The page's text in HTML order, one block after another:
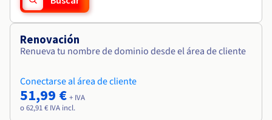
Renovación
Renueva tu nombre de dominio desde el área de cliente
Conectarse al área de cliente
51,99 € + IVA
o 62,91 € IVA incl.